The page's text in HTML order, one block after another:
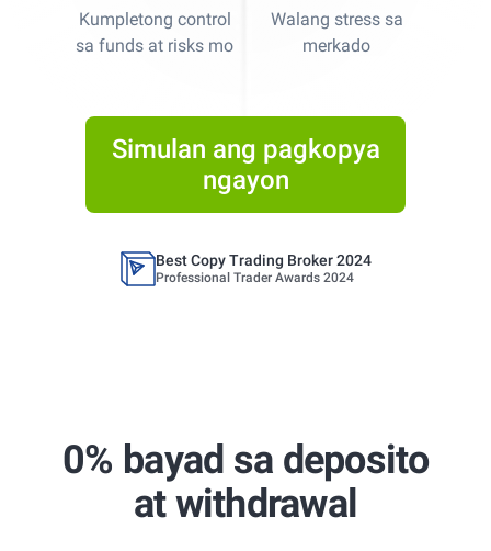
Kumpletong control
sa funds at risks mo
Walang stress sa
merkado
Simulan ang pagkopya
ngayon
Best Copy Trading Platform
Global Brands Magazine Awards 2023
Best Copy Trading Broker 2024
Best Copy Trading Platform
Global Brands Magazine Awards 2023
Best Copy Trading Platform
Global Brands Magazine Awards 2023
0% bayad sa deposito
at withdrawal